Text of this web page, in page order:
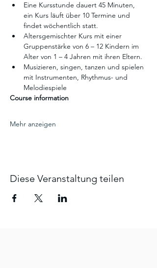
Eine Kursstunde dauert 45 Minuten,
ein Kurs läuft über 10 Termine und
findet wöchentlich statt.
Altersgemischter Kurs mit einer
Gruppenstärke von 6 – 12 Kindern im
Alter von 1 – 4 Jahren mit ihren Eltern.
Musizieren, singen, tanzen und spielen
mit Instrumenten, Rhythmus- und
Melodiespiele
Course information
Mehr anzeigen
Diese Veranstaltung teilen